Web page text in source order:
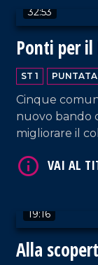
32:53
Ponti per
ST 1
Cinque
nuovo bando
migliorare il
allo sviluppo
e sociale.
19:16
Alla
VAI AL TITOLO